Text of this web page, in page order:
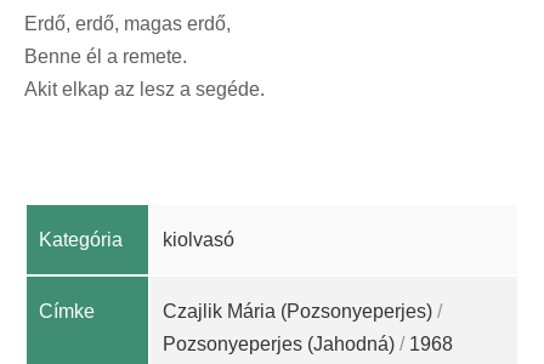
Erdő, erdő, magas erdő,
Benne él a remete.
Akit elkap az lesz a segéde.
Kategória kiolvasó
Címke Czajlik Mária (Pozsonyeperjes) /
Pozsonyeperjes (Jahodná) / 1968